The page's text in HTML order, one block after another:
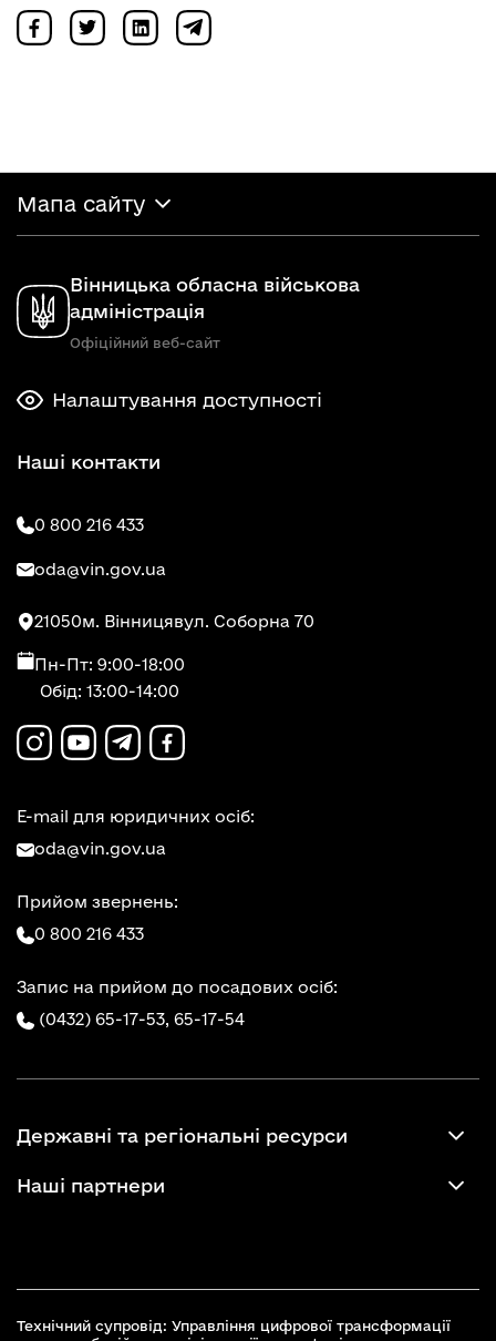
Мапа сайту
Вінницька обласна військова
адміністрація
Офіційний веб-сайт
Налаштування доступності
Наші контакти
0 800 216 433
oda@vin.gov.ua
21050м. Вінницявул. Соборна 70
Пн-Пт: 9:00-18:00
Обід: 13:00-14:00
E-mail для юридичних осіб:
oda@vin.gov.ua
Прийом звернень:
0 800 216 433
Запис на прийом до посадових осіб:
(0432) 65-17-53, 65-17-54
Державні та регіональні ресурси
Наші партнери
Технічний супровід: Управління цифрової трансформації